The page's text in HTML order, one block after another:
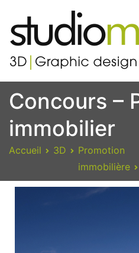
Studiomilo
Votre spécialiste en 3D,
Web
Concours –
immobilier
Accueil 3D
Promotion
immobilière